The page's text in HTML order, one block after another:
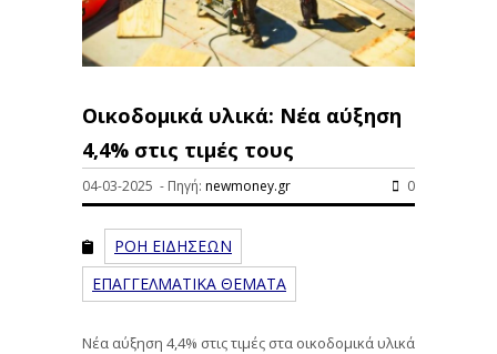
Οικοδομικά υλικά: Νέα αύξηση
4,4% στις τιμές τους
04-03-2025 - Πηγή: newmoney.gr 0
ΡΟΗ ΕΙΔΗΣΕΩΝ
ΕΠΑΓΓΕΛΜΑΤΙΚΑ ΘΕΜΑΤΑ
Νέα αύξηση 4,4% στις τιμές στα οικοδομικά υλικά